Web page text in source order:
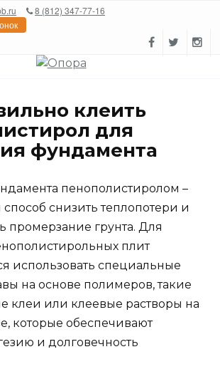
8 (812) 347-77-16
клеить
для
фундамента
пенополистиролом –
снизить теплопотери и
промерзание грунта. Для
плит
использовать специальные
на основе полимеров, такие
клеи или клеевые растворы на
которые обеспечивают
и долговечность